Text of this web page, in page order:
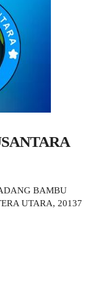
BAMBU
UTARA, 20137